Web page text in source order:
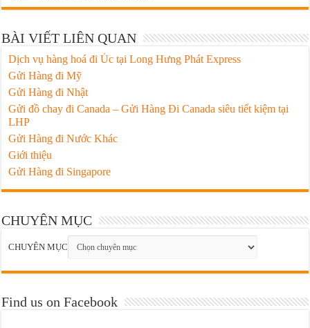
BÀI VIẾT LIÊN QUAN
Dịch vụ hàng hoá đi Úc tại Long Hưng Phát Express
Gửi Hàng đi Mỹ
Gửi Hàng đi Nhật
Gửi đồ chay đi Canada – Gửi Hàng Đi Canada siêu tiết kiệm tại
LHP
Gửi Hàng đi Nước Khác
Giới thiệu
Gửi Hàng đi Singapore
CHUYÊN MỤC
CHUYÊN MỤC
Find us on Facebook